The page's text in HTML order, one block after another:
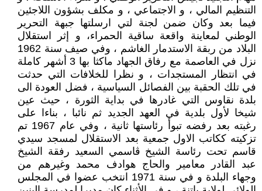
التنظيم المالي ، و الاجتماعي ، و مكلف بشؤون اللاجئين
فيما بعد وكان ضمن لجنة لتي ارسلتها جبهة التحرير
الوطني لمعاينة واقعة ساقية الحمراء، و إثر استقلال
البلاد من ربقة الاستدمار الغاشم ، وفي صيف سنة 1962
نزل في العاصمة مع رفاق الجهاد ماكثا بها 3 أشهر كاملة
في انتظار المستجدات ، و نظرا للخلافات التي حدثت
في تلك الحقبة بين الفصائل السياسية ، فضل العودة الى
بلدة نقاوس التي غادرها في بداية الثورة ، حيث عين
شيخا لأول بلدية في العهد الجديد ثم نائبا ، بناءا على
رغبته بعد رفضه تبوأ رئاستها ثانية ، وفي عام 1967 تم
تزكيته ككاتب الاول جمعية بعد الاستقلال لمسجد سيدي
قاسم تحت رئاسة الشيخ ڨاسمي السعيد رفقة الشيخ
عبد القادر معامير والحاج هوادف محمد وغيرهم من
وجهاء البلدة و في سنة 1971 انتخب عضوا في المجلس